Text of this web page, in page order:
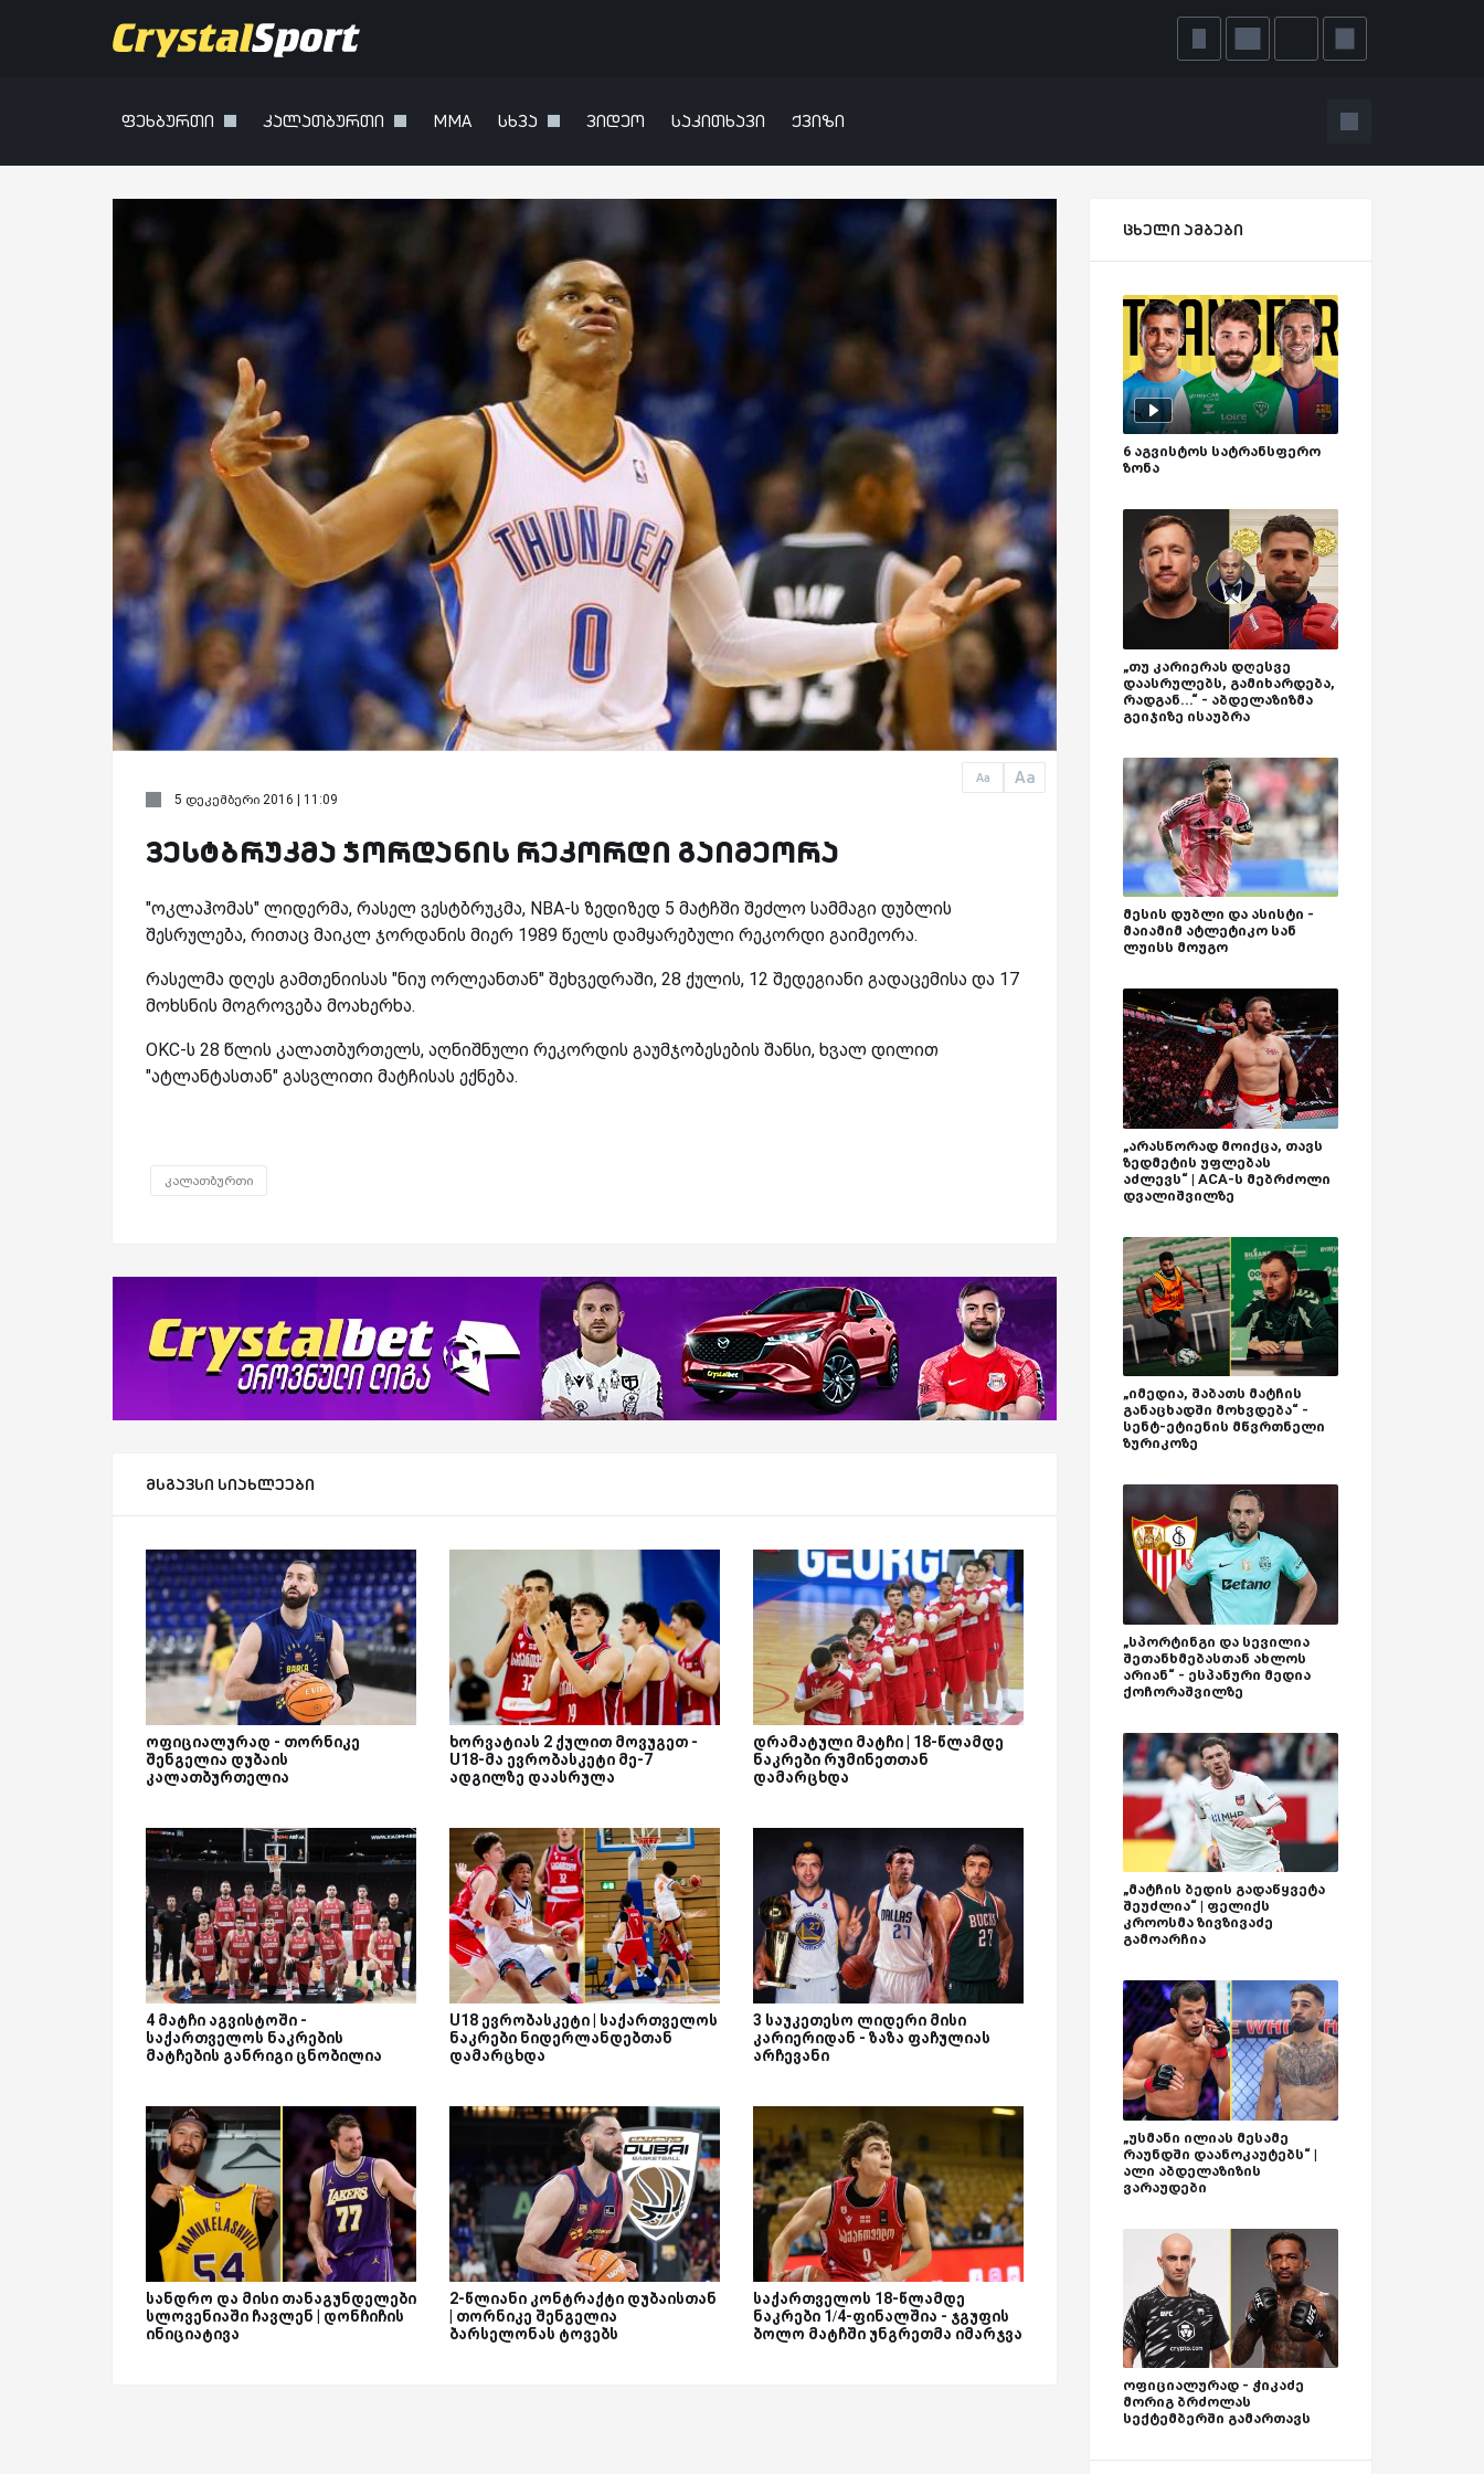
ფეხბურთი კალათბურთი MMA სხვა ვიდეო საკითხავი ქვიზი
Aa Aa
5 დეკემბერი 2016 | 11:09
ვესტბრუკმა ჯორდანის რეკორდი გაიმეორა
"ოკლაჰომას" ლიდერმა, რასელ ვესტბრუკმა, NBA-ს ზედიზედ 5 მატჩში შეძლო სამმაგი დუბლის
შესრულება, რითაც მაიკლ ჯორდანის მიერ 1989 წელს დამყარებული რეკორდი გაიმეორა.
რასელმა დღეს გამთენიისას "ნიუ ორლეანთან" შეხვედრაში, 28 ქულის, 12 შედეგიანი გადაცემისა და 17
მოხსნის მოგროვება მოახერხა.
OKC-ს 28 წლის კალათბურთელს, აღნიშნული რეკორდის გაუმჯობესების შანსი, ხვალ დილით
"ატლანტასთან" გასვლითი მატჩისას ექნება.
კალათბურთი
მსგავსი სიახლეები
ოფიციალურად - თორნიკე
შენგელია დუბაის
კალათბურთელია
ხორვატიას 2 ქულით მოვუგეთ -
U18-მა ევრობასკეტი მე-7
ადგილზე დაასრულა
დრამატული მატჩი | 18-წლამდე
ნაკრები რუმინეთთან
დამარცხდა
4 მატჩი აგვისტოში -
საქართველოს ნაკრების
მატჩების განრიგი ცნობილია
U18 ევრობასკეტი | საქართველოს
ნაკრები ნიდერლანდებთან
დამარცხდა
3 საუკეთესო ლიდერი მისი
კარიერიდან - ზაზა ფაჩულიას
არჩევანი
სანდრო და მისი თანაგუნდელები
სლოვენიაში ჩავლენ | დონჩიჩის
ინიციატივა
2-წლიანი კონტრაქტი დუბაისთან
| თორნიკე შენგელია
ბარსელონას ტოვებს
საქართველოს 18-წლამდე
ნაკრები 1/4-ფინალშია - ჯგუფის
ბოლო მატჩში უნგრეთმა იმარჯვა
ცხელი ამბები
6 აგვისტოს სატრანსფერო
ზონა
„თუ კარიერას დღესვე
დაასრულებს, გამიხარდება,
რადგან...“ - აბდელაზიზმა
გეიჯიზე ისაუბრა
მესის დუბლი და ასისტი -
მაიამიმ ატლეტიკო სან
ლუისს მოუგო
„არასწორად მოიქცა, თავს
ზედმეტის უფლებას
აძლევს“ | ACA-ს მებრძოლი
დვალიშვილზე
„იმედია, შაბათს მატჩის
განაცხადში მოხვდება“ -
სენტ-ეტიენის მწვრთნელი
ზურიკოზე
„სპორტინგი და სევილია
შეთანხმებასთან ახლოს
არიან“ - ესპანური მედია
ქოჩორაშვილზე
„მატჩის ბედის გადაწყვეტა
შეუძლია“ | ფელიქს
კროოსმა ზივზივაძე
გამოარჩია
„უსმანი ილიას მესამე
რაუნდში დაანოკაუტებს“ |
ალი აბდელაზიზის
ვარაუდები
ოფიციალურად - ჭიკაძე
მორიგ ბრძოლას
სექტემბერში გამართავს